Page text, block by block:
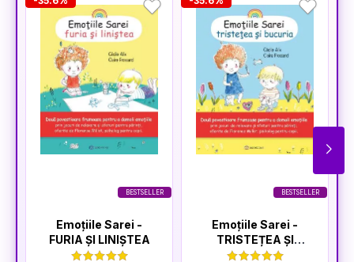
BESTSELLER
Emoțiile Sarei -
FURIA ȘI LINIȘTEA
BESTSELLER
Emoțiile Sarei -
TRISTEȚEA ȘI
BUCURIA